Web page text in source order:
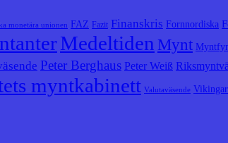
monetära unionen FAZ Fazit Finanskris Fornnordiska
Medeltiden Mynt
Peter Berghaus Peter Weiß
myntkabinett Valutaväsende Vikingar